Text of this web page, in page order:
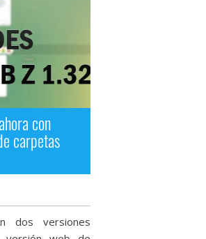
con
carpetas
dos versiones